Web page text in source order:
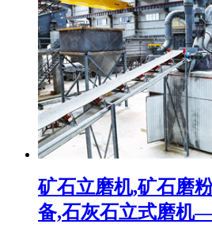
矿石立磨机,矿石磨
备,石灰石立式磨机